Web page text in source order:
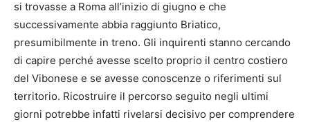
si trovasse a Roma all’inizio di giugno e che
successivamente abbia raggiunto Briatico,
presumibilmente in treno. Gli inquirenti stanno cercando
di capire perché avesse scelto proprio il centro costiero
del Vibonese e se avesse conoscenze o riferimenti sul
territorio. Ricostruire il percorso seguito negli ultimi
giorni potrebbe infatti rivelarsi decisivo per comprendere